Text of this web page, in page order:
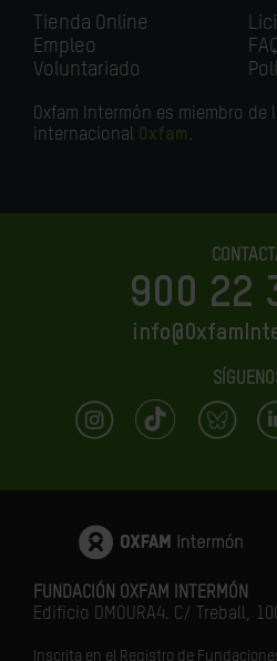
Tienda Online
Empleo
Voluntariado
Oxfam Intermón es miembro de
internacional Oxfam.
900 22
FUNDACIÓN OXFAM INTERMÓN
Edificio DMOURA4. C/ Treball,
Inscrita en el Registro de